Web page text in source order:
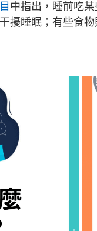
中指出，睡前吃
擾睡眠；有些食